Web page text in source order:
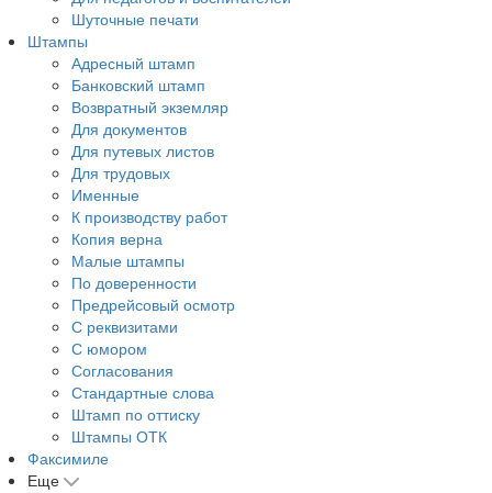
Шуточные печати
Штампы
Адресный штамп
Банковский штамп
Возвратный экземляр
Для документов
Для путевых листов
Для трудовых
Именные
К производству работ
Копия верна
Малые штампы
По доверенности
Предрейсовый осмотр
С реквизитами
С юмором
Согласования
Стандартные слова
Штамп по оттиску
Штампы ОТК
Факсимиле
Еще